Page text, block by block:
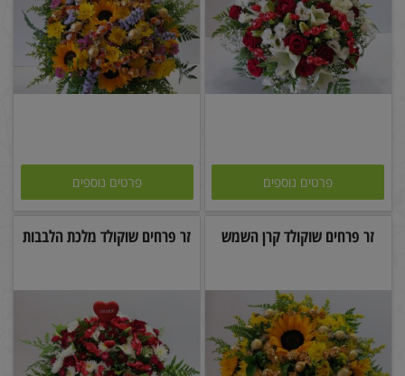
פרטים נוספים פרטים נוספים
זר פרחים שוקולד קרן השמש זר פרחים שוקולד מלכת הלבבות